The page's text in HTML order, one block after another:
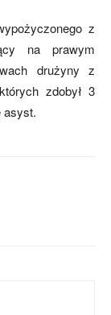
z
na prawym
drużyny z
zdobył 3
asyst.